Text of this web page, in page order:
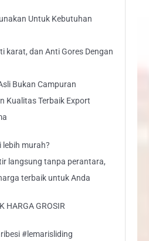
Untuk Kebutuhan
karat, dan Anti Gores Dengan
Bukan Campuran
Kualitas Terbaik Export
lebih murah?
langsung tanpa perantara,
terbaik untuk Anda
HARGA GROSIR
#lemarisliding